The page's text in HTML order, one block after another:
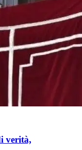
verità,